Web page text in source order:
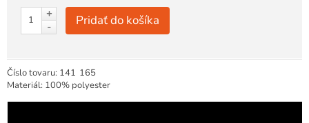
+
-
Pridať do košíka
Číslo tovaru: 141 165
Materiál: 100% polyester